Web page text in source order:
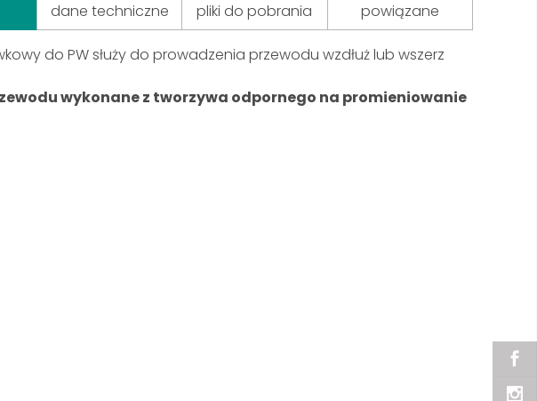
dane techniczne pliki do pobrania powiązane
do PW służy do prowadzenia przewodu wzdłuż lub wszerz
wykonane z tworzywa odpornego na promieniowanie